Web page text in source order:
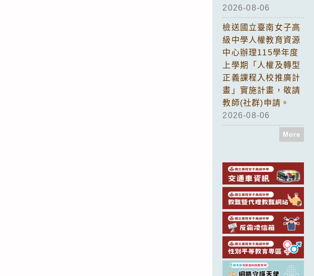
2026-08-06
檢送國立臺南女子高
級中學人權教育資源
中心辦理115學年度
上學期「人權及轉型
正義課程入校推廣計
畫」實施計畫，敬請
教師(社群)申請。
2026-08-06
More